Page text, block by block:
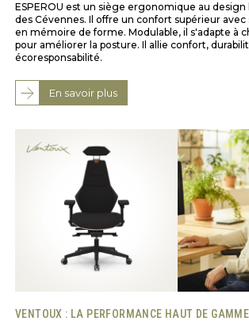
ESPEROU est un siège ergonomique au
des Cévennes. Il offre un confort supérieur
en mémoire de forme. Modulable, il s'adapte à
pour améliorer la posture. Il allie confort,
écoresponsabilité.
En savoir plus
VENTOUX : LA PERFORMANCE HAUT DE GAMME